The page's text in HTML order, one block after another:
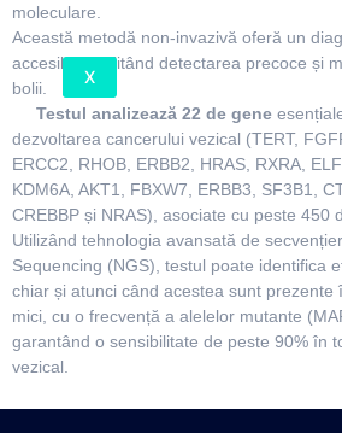
X
moleculare.
Această metodă non-invazivă oferă un
accesibil, facilitând detectarea precoce și
bolii.
Testul analizează 22 de gene
dezvoltarea cancerului vezical (TERT,
ERCC2, RHOB, ERBB2, HRAS, RXRA,
KDM6A, AKT1, FBXW7, ERBB3, SF3B1,
CREBBP și NRAS), asociate cu peste 450
Utilizând tehnologia avansată de
Sequencing (NGS), testul poate identifica
chiar și atunci când acestea sunt prezente
mici, cu o frecvență a alelelor mutante
garantând o sensibilitate de peste 90% în
vezical.